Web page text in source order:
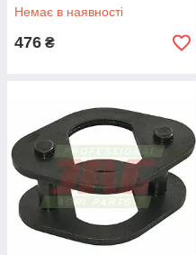
Немає в наявності
476 ₴